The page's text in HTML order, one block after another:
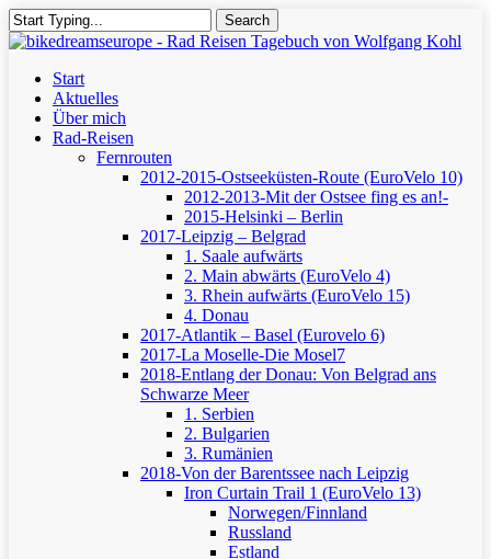
Skip
to
content
Search
Close
Menu
Start
Aktuelles
Über mich
Rad-Reisen
Fernrouten
2012-2015-Ostseeküsten-Route (EuroVelo 10)
2012-2013-Mit der Ostsee fing es an!-
2015-Helsinki – Berlin
2017-Leipzig – Belgrad
1. Saale aufwärts
2. Main abwärts (EuroVelo 4)
3. Rhein aufwärts (EuroVelo 15)
4. Donau
2017-Atlantik – Basel (Eurovelo 6)
2017-La Moselle-Die Mosel7
2018-Entlang der Donau: Von Belgrad ans
Schwarze Meer
1. Serbien
2. Bulgarien
3. Rumänien
2018-Von der Barentssee nach Leipzig
Iron Curtain Trail 1 (EuroVelo 13)
Norwegen/Finnland
Russland
Estland